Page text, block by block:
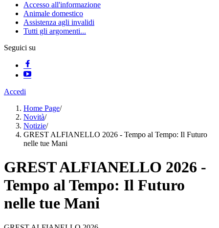
Accesso all'informazione
Animale domestico
Assistenza agli invalidi
Tutti gli argomenti...
Seguici su
Accedi
Home Page/
Novità/
Notizie/
GREST ALFIANELLO 2026 - Tempo al Tempo: Il Futuro
nelle tue Mani
GREST ALFIANELLO 2026 -
Tempo al Tempo: Il Futuro
nelle tue Mani